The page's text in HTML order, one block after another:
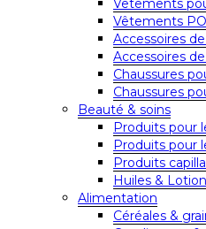
Vêtements
Vêtements
Accessoires
Accessoires
Chaussures
Chaussures
Beauté & soins
Produits pour
Produits pour
Produits
Huiles &
Alimentation
Céréales &